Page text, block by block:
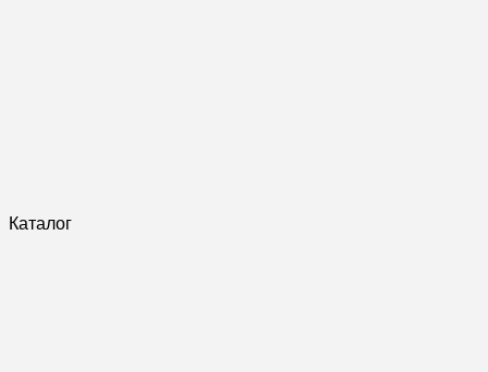
Каталог